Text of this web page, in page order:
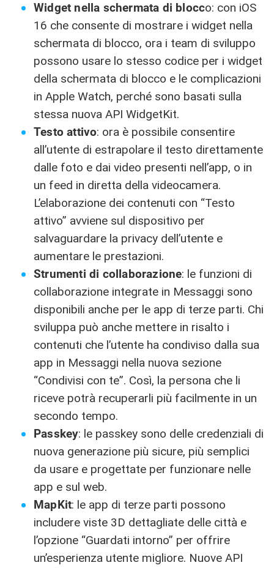
Widget nella schermata di blocco: con iOS
16 che consente di mostrare i widget nella
schermata di blocco, ora i team di sviluppo
possono usare lo stesso codice per i widget
della schermata di blocco e le complicazioni
in Apple Watch, perché sono basati sulla
stessa nuova API WidgetKit.
Testo attivo: ora è possibile consentire
all’utente di estrapolare il testo direttamente
dalle foto e dai video presenti nell’app, o in
un feed in diretta della videocamera.
L’elaborazione dei contenuti con “Testo
attivo” avviene sul dispositivo per
salvaguardare la privacy dell’utente e
aumentare le prestazioni.
Strumenti di collaborazione: le funzioni di
collaborazione integrate in Messaggi sono
disponibili anche per le app di terze parti. Chi
sviluppa può anche mettere in risalto i
contenuti che l’utente ha condiviso dalla sua
app in Messaggi nella nuova sezione
“Condivisi con te”. Così, la persona che li
riceve potrà recuperarli più facilmente in un
secondo tempo.
Passkey: le passkey sono delle credenziali di
nuova generazione più sicure, più semplici
da usare e progettate per funzionare nelle
app e sul web.
MapKit: le app di terze parti possono
includere viste 3D dettagliate delle città e
l’opzione “Guardati intorno” per offrire
un’esperienza utente migliore. Nuove API